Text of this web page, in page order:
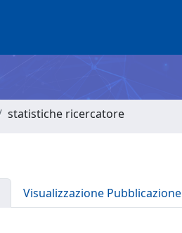
statistiche ricercatore
Visualizzazione Pubblicazione